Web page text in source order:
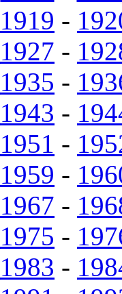
1919 -
1927 -
1935 -
1943 -
1951 -
1959 -
1967 -
1975 -
1983 -